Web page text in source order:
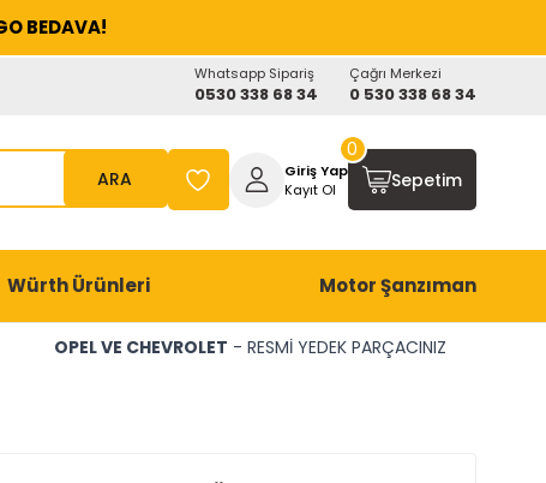
BEDAVA!
Whatsapp Sipariş
0530 338 68 34
Çağrı Merkezi
0 530 338 68 34
ARA
Giriş Yap
Kayıt Ol
Sepetim
0
Würth Ürünleri Motor Şanzıman
OPEL VE CHEVROLET - RESMİ YEDEK PARÇACINIZ